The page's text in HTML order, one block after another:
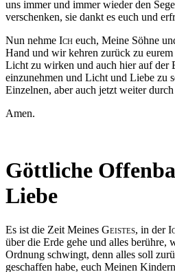
uns immer und immer wieder den
verschenken, sie dankt es euch und
Nun nehme Ich euch, Meine Söhne
Hand und wir kehren zurück zu
Licht zu wirken und auch hier auf der
einzunehmen und Licht und Liebe zu
Einzelnen, aber auch jetzt weiter
Amen.
Göttliche
Liebe
Es ist die Zeit Meines Geistes, in der
über die Erde gehe und alles berühre,
Ordnung schwingt, denn alles soll
geschaffen habe, euch Meinen